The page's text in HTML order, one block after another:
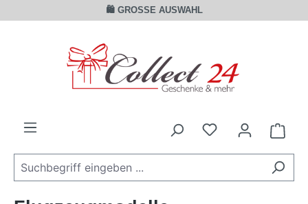
Zum Hauptinhalt springen🛍️ GROSSE AUSWAHL